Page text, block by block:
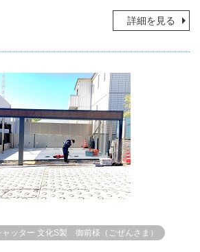
詳細を見る
ッター 文化S製 御前様（ごぜんさま）